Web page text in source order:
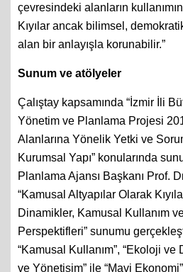
çevresindeki alanların
Kıyılar ancak bilimsel,
alan bir anlayışla korunabilir.”
Sunum ve atölyeler
Çalıştay kapsamında “İzmir İli
Yönetim ve Planlama Projesi
Alanlarına Yönelik Yetki ve
Kurumsal Yapı” konularında
Planlama Ajansı Başkanı Prof.
“Kamusal Altyapılar Olarak
Dinamikler, Kamusal Kullanım
Perspektifleri” sunumu
“Kamusal Kullanım”, “Ekoloji ve
ve Yönetişim” ile “Mavi